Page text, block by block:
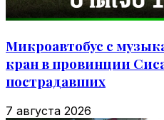
Микроавтобус с
кран в провинции
пострадавших
7 августа 2026